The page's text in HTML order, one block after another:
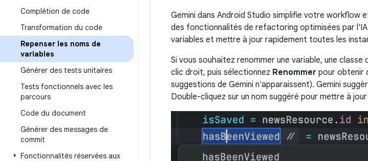
Complétion de code
Transformation du code
Repenser les noms de
variables
Générer des tests unitaires
Tests fonctionnels avec les
parcours
Code du document
Générer des messages de
commit
Fonctionnalités réservées aux
Gemini dans Android Studio simplifie votre
des fonctionnalités de refactoring optimisées par
variables et mettre à jour rapidement toutes les
Si vous souhaitez renommer une variable, une
clic droit, puis sélectionnez Renommer pour obtenir
suggestions de Gemini n'apparaissent). Gemini
Double-cliquez sur un nom suggéré pour mettre à